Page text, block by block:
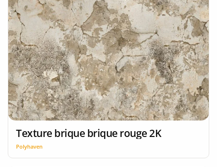
Texture brique brique rouge 2K
Polyhaven